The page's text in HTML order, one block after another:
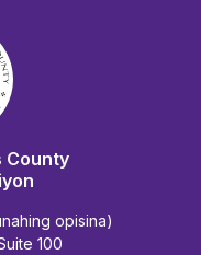
County
opisina)
100